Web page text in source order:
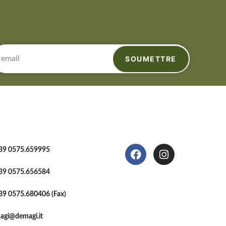
SOUMETTRE
0575.659995
0575.656584
0575.680406 (Fax)